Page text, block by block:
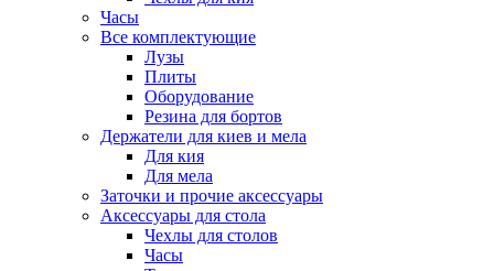
Часы
Все комплектующие
Лузы
Плиты
Оборудование
Резина для бортов
Держатели для киев и мела
Для кия
Для мела
Заточки и прочие аксессуары
Аксессуары для стола
Чехлы для столов
Часы